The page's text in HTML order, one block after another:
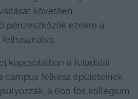
követően
pénzeszközök ezekre a
kapcsolatban a feladatai
campus félkész épületeinek
a 600 fős kollégium